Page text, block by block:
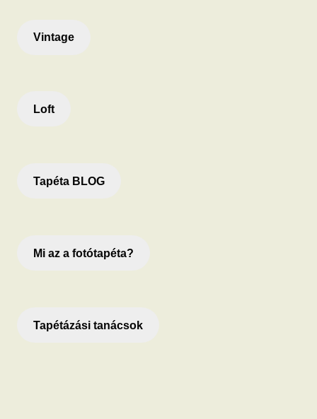
Vintage
Loft
Tapéta BLOG
Mi az a fotótapéta?
Tapétázási tanácsok